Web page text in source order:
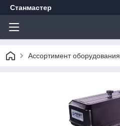
Станмастер
Ассортимент оборудования